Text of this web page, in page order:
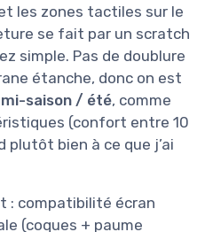
les zones tactiles sur le
se fait par un scratch
simple. Pas de doublure
étanche, donc on est
saison / été, comme
(confort entre 10
plutôt bien à ce que j’ai
: compatibilité écran
(coques + paume